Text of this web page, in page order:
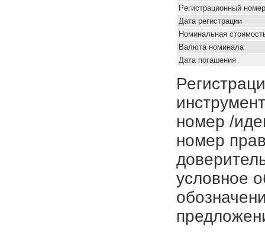
Pегистрационный номер
Дата регистрации
Номинальная
Валюта номинала
Дата погашения
номер /
номер
условное